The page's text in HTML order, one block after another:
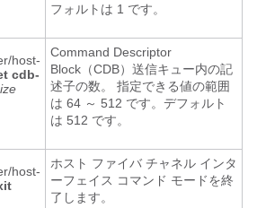
フォルトは 1 です。
host-
cdb-
Command Descriptor
Block（CDB）送信キュー内の記
述子の数。 指定できる値の範囲
は 64 ～ 512 です。デフォルト
は 512 です。
host-
ホスト ファイバ チャネル インタ
ーフェイス コマンド モードを終
了します。